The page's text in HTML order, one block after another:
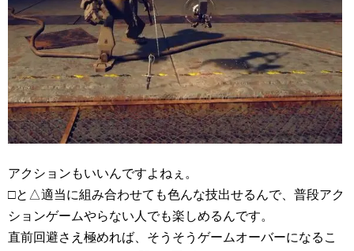
アクションもいいんですよねぇ。
□と△適当に組み合わせても色んな技出せるんで、普段アク
ションゲームやらない人でも楽しめるんです。
直前回避さえ極めれば、そうそうゲームオーバーになるこ